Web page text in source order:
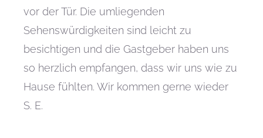
vor der Tür. Die umliegenden
Sehenswürdigkeiten sind leicht zu
besichtigen und die Gastgeber haben uns
so herzlich empfangen, dass wir uns wie zu
Hause fühlten. Wir kommen gerne wieder
S. E.